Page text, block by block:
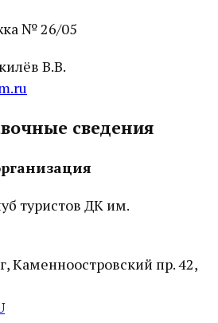
№ 26/05
В.В.
сведения
туристов ДК им.
Каменноостровский пр. 42,